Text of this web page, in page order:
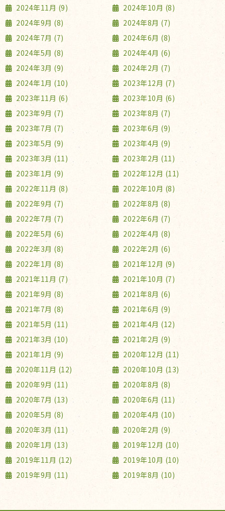
2024年11月 (9)
2024年10月 (8)
2024年9月 (8)
2024年8月 (7)
2024年7月 (7)
2024年6月 (8)
2024年5月 (8)
2024年4月 (6)
2024年3月 (9)
2024年2月 (7)
2024年1月 (10)
2023年12月 (7)
2023年11月 (6)
2023年10月 (6)
2023年9月 (7)
2023年8月 (7)
2023年7月 (7)
2023年6月 (9)
2023年5月 (9)
2023年4月 (9)
2023年3月 (11)
2023年2月 (11)
2023年1月 (9)
2022年12月 (11)
2022年11月 (8)
2022年10月 (8)
2022年9月 (7)
2022年8月 (8)
2022年7月 (7)
2022年6月 (7)
2022年5月 (6)
2022年4月 (8)
2022年3月 (8)
2022年2月 (6)
2022年1月 (8)
2021年12月 (9)
2021年11月 (7)
2021年10月 (7)
2021年9月 (8)
2021年8月 (6)
2021年7月 (8)
2021年6月 (9)
2021年5月 (11)
2021年4月 (12)
2021年3月 (10)
2021年2月 (9)
2021年1月 (9)
2020年12月 (11)
2020年11月 (12)
2020年10月 (13)
2020年9月 (11)
2020年8月 (8)
2020年7月 (13)
2020年6月 (11)
2020年5月 (8)
2020年4月 (10)
2020年3月 (11)
2020年2月 (9)
2020年1月 (13)
2019年12月 (10)
2019年11月 (12)
2019年10月 (10)
2019年9月 (11)
2019年8月 (10)